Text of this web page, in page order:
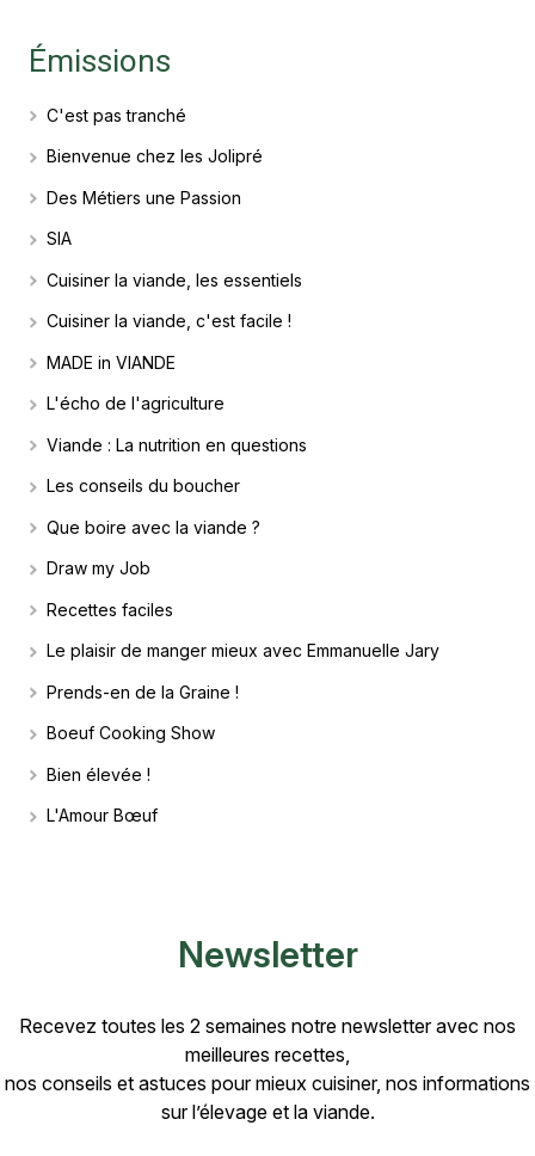
Émissions
C'est pas tranché
Bienvenue chez les Jolipré
Des Métiers une Passion
SIA
Cuisiner la viande, les essentiels
Cuisiner la viande, c'est facile !
MADE in VIANDE
L'écho de l'agriculture
Viande : La nutrition en questions
Les conseils du boucher
Que boire avec la viande ?
Draw my Job
Recettes faciles
Le plaisir de manger mieux avec Emmanuelle Jary
Prends-en de la Graine !
Boeuf Cooking Show
Bien élevée !
L'Amour Bœuf
Newsletter
Recevez toutes les 2 semaines notre newsletter avec nos
meilleures recettes,
nos conseils et astuces pour mieux cuisiner, nos informations
sur l’élevage et la viande.